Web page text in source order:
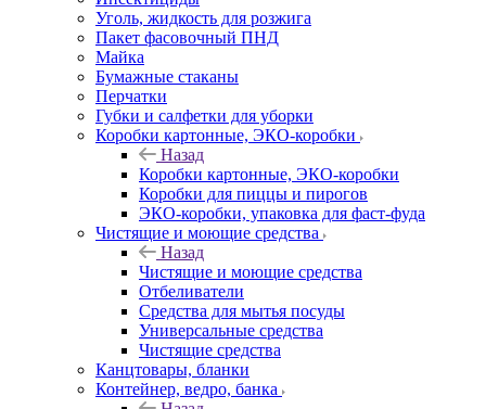
Уголь, жидкость для розжига
Пакет фасовочный ПНД
Майка
Бумажные стаканы
Перчатки
Губки и салфетки для уборки
Коробки картонные, ЭКО-коробки
Назад
Коробки картонные, ЭКО-коробки
Коробки для пиццы и пирогов
ЭКО-коробки, упаковка для фаст-фуда
Чистящие и моющие средства
Назад
Чистящие и моющие средства
Отбеливатели
Средства для мытья посуды
Универсальные средства
Чистящие средства
Канцтовары, бланки
Контейнер, ведро, банка